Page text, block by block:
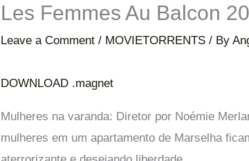
Les Femmes Au Balcon
Leave a Comment / MOVIETORRENTS / By
DOWNLOAD .magnet
Mulheres na varanda: Diretor por Noémie
mulheres em um apartamento de Marselha